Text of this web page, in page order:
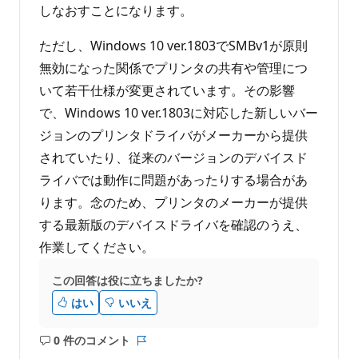
しなおすことになります。
ただし、Windows 10 ver.1803でSMBv1が原則
無効になった関係でプリンタの共有や管理につ
いて若干仕様が変更されています。その影響
で、Windows 10 ver.1803に対応した新しいバー
ジョンのプリンタドライバがメーカーから提供
されていたり、従来のバージョンのデバイスド
ライバでは動作に問題があったりする場合があ
ります。念のため、プリンタのメーカーが提供
する最新版のデバイスドライバを確認のうえ、
作業してください。
この回答は役に立ちましたか?
はい
いいえ
0 件のコメント
コ